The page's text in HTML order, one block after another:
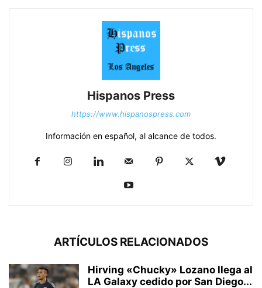
Hispanos Press
https://www.hispanospress.com
Información en español, al alcance de todos.
ARTÍCULOS RELACIONADOS
Hirving «Chucky» Lozano llega al
LA Galaxy cedido por San Diego...